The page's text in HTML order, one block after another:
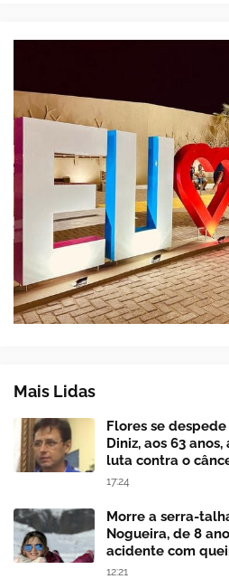
Mais Lidas
Flores se
Diniz, aos 63
luta contra o
17:24
Morre a serra-
Nogueira, de 8
acidente com
12:21